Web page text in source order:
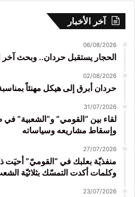
آخر الأخبار
06/08/2026
الحجار يستقبل حردان.. وبحث آخر
02/08/2026
حردان أبرق إلى هيكل مهنئاً
31/07/2026
لقاء بين “القومي” و”الشعبية” في
وإسقاط مشاريعه وسياساته
27/07/2026
منفذيّة بعلبك في “القوميّ” أحيَت
وكلمات أكدت التمسّك بثلاثيّة
23/07/2026